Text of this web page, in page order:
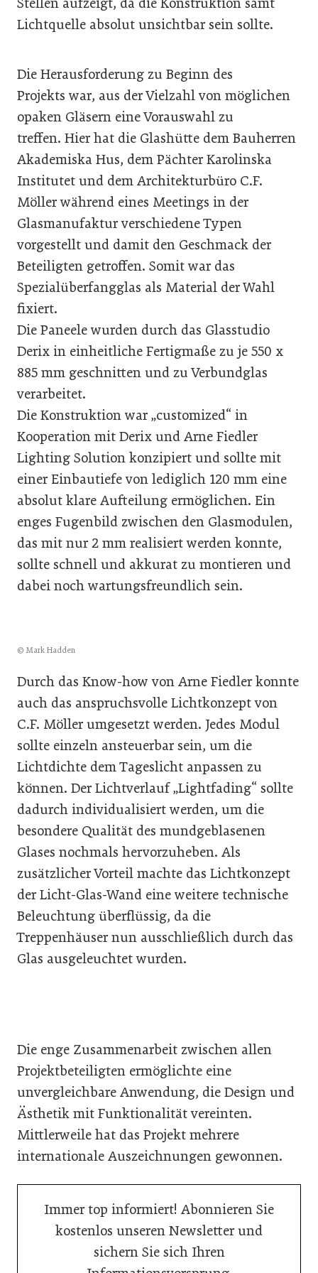
Lichtquelle absolut unsichtbar sein sollte.
Die Herausforderung zu Beginn des
Projekts war, aus der Vielzahl von möglichen
opaken Gläsern eine Vorauswahl zu
treffen. Hier hat die Glashütte dem Bauherren
Akademiska Hus, dem Pächter Karolinska
Institutet und dem Architekturbüro C.F.
Möller während eines Meetings in der
Glasmanufaktur verschiedene Typen
vorgestellt und damit den Geschmack der
Beteiligten getroffen. Somit war das
Spezialüberfangglas als Material der Wahl
fixiert.
Die Paneele wurden durch das Glasstudio
Derix in einheitliche Fertigmaße zu je 550 x
885 mm geschnitten und zu Verbundglas
verarbeitet.
Die Konstruktion war „customized“ in
Kooperation mit Derix und Arne Fiedler
Lighting Solution konzipiert und sollte mit
einer Einbautiefe von lediglich 120 mm eine
absolut klare Aufteilung ermöglichen. Ein
enges Fugenbild zwischen den Glasmodulen,
das mit nur 2 mm realisiert werden konnte,
sollte schnell und akkurat zu montieren und
dabei noch wartungsfreundlich sein.
© Mark Hadden
Durch das Know-how von Arne Fiedler konnte
auch das anspruchsvolle Lichtkonzept von
C.F. Möller umgesetzt werden. Jedes Modul
sollte einzeln ansteuerbar sein, um die
Lichtdichte dem Tageslicht anpassen zu
können. Der Lichtverlauf „Lightfading“ sollte
dadurch individualisiert werden, um die
besondere Qualität des mundgeblasenen
Glases nochmals hervorzuheben. Als
zusätzlicher Vorteil machte das Lichtkonzept
der Licht-Glas-Wand eine weitere technische
Beleuchtung überflüssig, da die
Treppenhäuser nun ausschließlich durch das
Glas ausgeleuchtet wurden.
Die enge Zusammenarbeit zwischen allen
Projektbeteiligten ermöglichte eine
unvergleichbare Anwendung, die Design und
Ästhetik mit Funktionalität vereinten.
Mittlerweile hat das Projekt mehrere
internationale Auszeichnungen gewonnen.
Immer top informiert! Abonnieren Sie
kostenlos unseren Newsletter und
sichern Sie sich Ihren